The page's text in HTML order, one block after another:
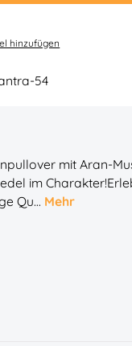
hinzufügen
54
mit Aran-
im
Qu… Mehr